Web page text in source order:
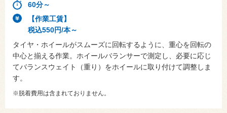
60分～
【作業工賃】
税込550円/本～
タイヤ・ホイールがスムーズに回転するように、重心を回転の
中心と揃える作業。ホイールバランサーで測定し、必要に応じ
てバランスウェイト（重り）をホイールに取り付けて調整しま
す。
※脱着費用は含まれておりません。